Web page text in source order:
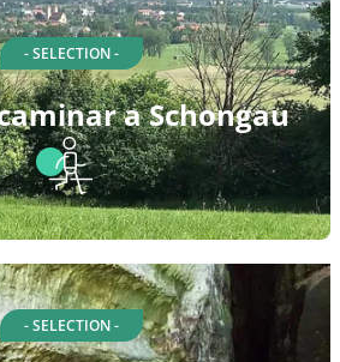
- SELECTION -
a Schongau
- SELECTION -